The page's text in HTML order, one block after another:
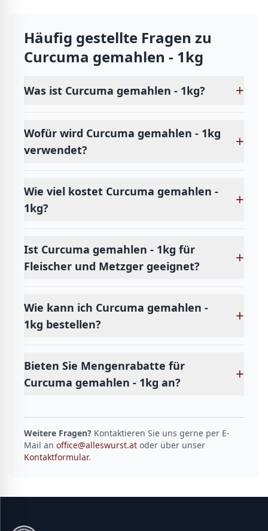
Häufig gestellte Fragen zu
Curcuma gemahlen - 1kg
Was ist Curcuma gemahlen - 1kg? +
Wofür wird Curcuma gemahlen - 1kg
verwendet?
+
Wie viel kostet Curcuma gemahlen -
1kg?
+
Ist Curcuma gemahlen - 1kg für
Fleischer und Metzger geeignet?
+
Wie kann ich Curcuma gemahlen -
1kg bestellen?
+
Bieten Sie Mengenrabatte für
Curcuma gemahlen - 1kg an?
+
Weitere Fragen? Kontaktieren Sie uns gerne per E-
Mail an office@alleswurst.at oder über unser
Kontaktformular.